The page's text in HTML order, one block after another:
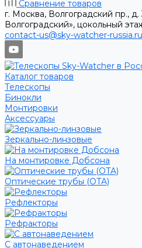
Сравнение товаров
г. Москва, Волгоградский пр.,
Волгоградский», цокольный
contact-us@sky-watcher-russia.ru
Каталог товаров
Телескопы
Бинокли
Монтировки
Аксессуары
Зеркально-линзовые
На монтировке Добсона
Оптические трубы (OTA)
Рефлекторы
Рефракторы
С автонаведением